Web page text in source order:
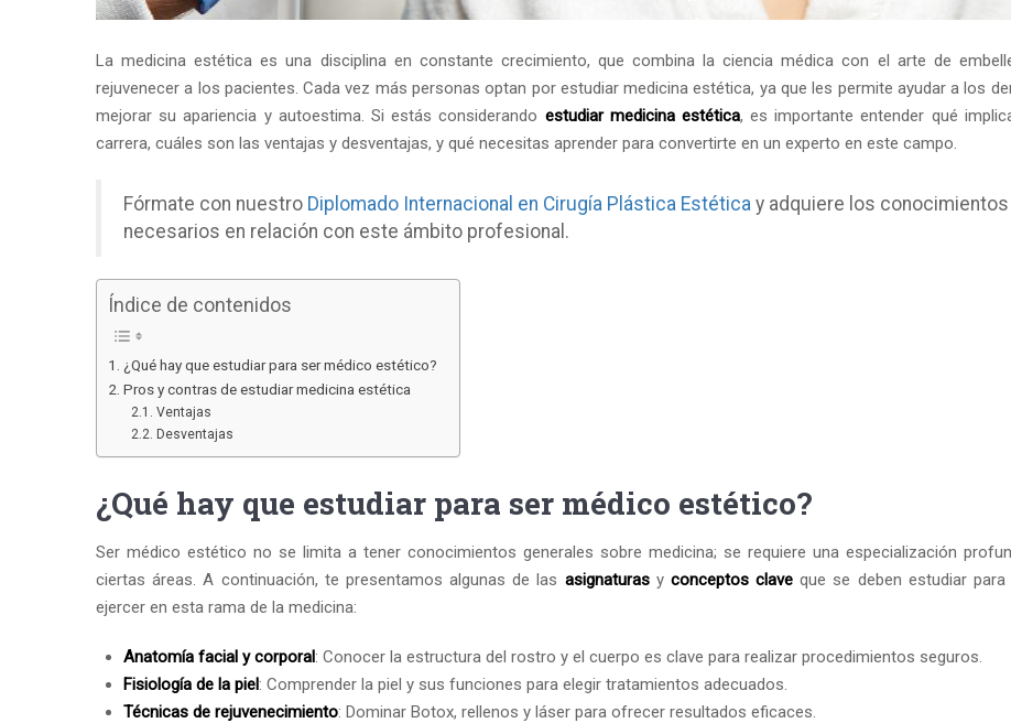
La medicina estética es una disciplina en constante crecimiento, que combina la ciencia médica con el arte de
rejuvenecer a los pacientes. Cada vez más personas optan por estudiar medicina estética, ya que les permite ayudar a los
mejorar su apariencia y autoestima. Si estás considerando estudiar medicina estética, es importante entender qué
carrera, cuáles son las ventajas y desventajas, y qué necesitas aprender para convertirte en un experto en este campo.
Fórmate con nuestro Diplomado Internacional en Cirugía Plástica Estética y adquiere los conocimientos
necesarios en relación con este ámbito profesional.
Índice de contenidos
¿Qué hay que estudiar para ser médico estético?
Pros y contras de estudiar medicina estética
Ventajas
Desventajas
¿Qué hay que estudiar para ser médico estético?
Ser médico estético no se limita a tener conocimientos generales sobre medicina; se requiere una especialización
ciertas áreas. A continuación, te presentamos algunas de las asignaturasy conceptos clave que se deben estudiar para
ejercer en esta rama de la medicina:
Anatomía facial y corporal: Conocer la estructura del rostro y el cuerpo es clave para realizar procedimientos seguros.
Fisiología de la piel: Comprender la piel y sus funciones para elegir tratamientos adecuados.
Técnicas de rejuvenecimiento: Dominar Botox, rellenos y láser para ofrecer resultados eficaces.